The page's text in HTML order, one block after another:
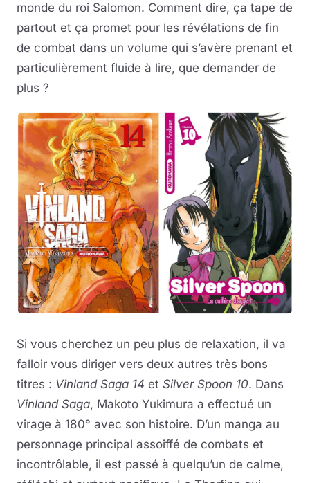
monde du roi Salomon. Comment dire, ça tape de
partout et ça promet pour les révélations de fin
de combat dans un volume qui s’avère prenant et
particulièrement fluide à lire, que demander de
plus ?
Si vous cherchez un peu plus de relaxation, il va
falloir vous diriger vers deux autres très bons
titres : Vinland Saga 14 et Silver Spoon 10. Dans
Vinland Saga, Makoto Yukimura a effectué un
virage à 180° avec son histoire. D’un manga au
personnage principal assoiffé de combats et
incontrôlable, il est passé à quelqu’un de calme,